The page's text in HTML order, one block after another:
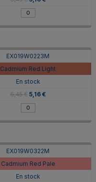
EX019W0223M
Cadmium Red Light
En stock
6,45 € 5,16 €
EX019W0322M
Cadmium Red Pale
En stock